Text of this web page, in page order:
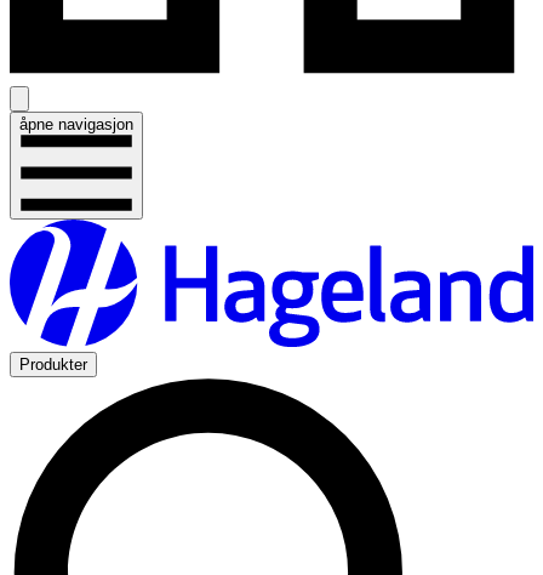
åpne navigasjon
Produkter